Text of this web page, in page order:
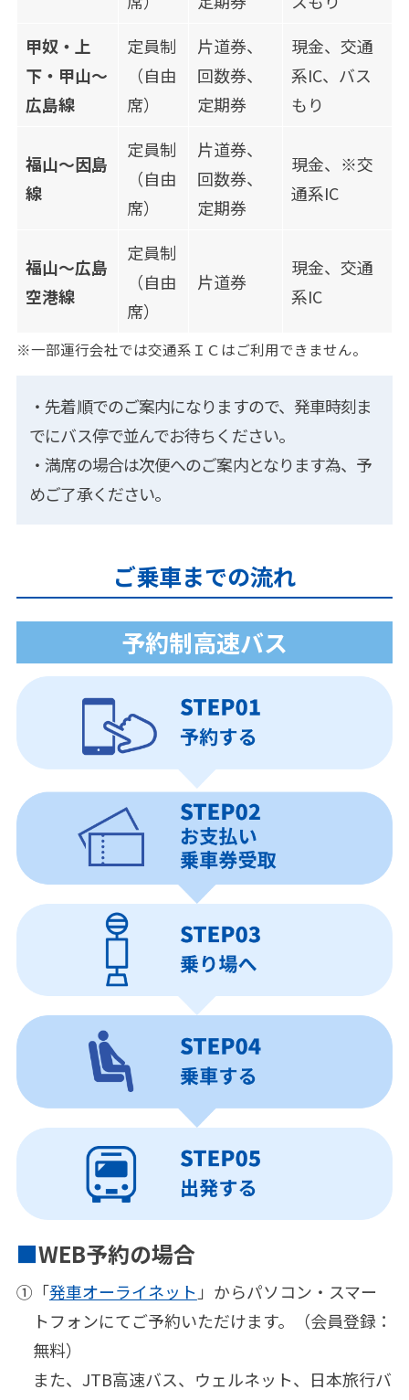
甲奴・上
下・甲山～
広島線
定員制
（自由
席）
片道券、
回数券、
定期券
現金、交通
系IC、バス
もり
福山～因島
線
定員制
（自由
席）
片道券、
回数券、
定期券
現金、※交
通系IC
福山～広島
空港線
定員制
（自由
席）
片道券
現金、交通
系IC
※一部運行会社では交通系ＩＣはご利用できません。
・先着順でのご案内になりますので、発車時刻ま
でにバス停で並んでお待ちください。
・満席の場合は次便へのご案内となります為、予
めご了承ください。
ご乗車までの流れ
予約制高速バス
WEB予約の場合
① 「発車オーライネット 」からパソコン・スマー
トフォンにてご予約いただけます。（会員登録：
無料）
また、JTB高速バス、ウェルネット、日本旅行バ